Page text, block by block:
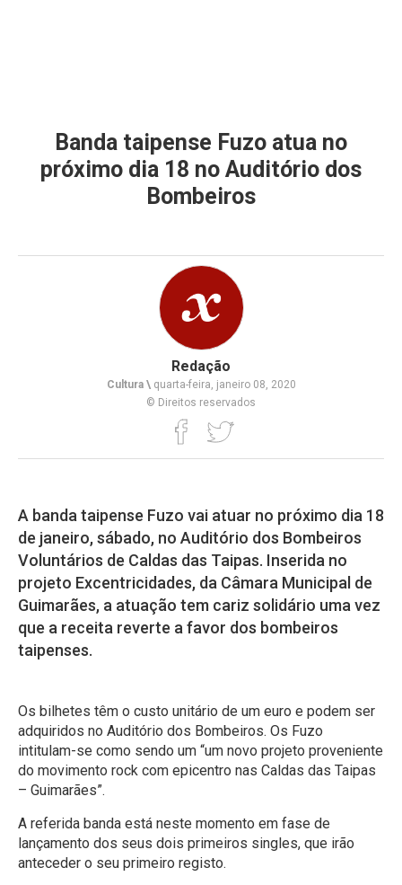
Banda taipense Fuzo atua no
próximo dia 18 no Auditório dos
Bombeiros
Redação
Cultura \quarta-feira, janeiro 08, 2020
© Direitos reservados
A banda taipense Fuzo vai atuar no próximo dia 18
de janeiro, sábado, no Auditório dos Bombeiros
Voluntários de Caldas das Taipas. Inserida no
projeto Excentricidades, da Câmara Municipal de
Guimarães, a atuação tem cariz solidário uma vez
que a receita reverte a favor dos bombeiros
taipenses.
Os bilhetes têm o custo unitário de um euro e podem ser
adquiridos no Auditório dos Bombeiros. Os Fuzo
intitulam-se como sendo um “um novo projeto proveniente
do movimento rock com epicentro nas Caldas das Taipas
– Guimarães”.
A referida banda está neste momento em fase de
lançamento dos seus dois primeiros singles, que irão
anteceder o seu primeiro registo.